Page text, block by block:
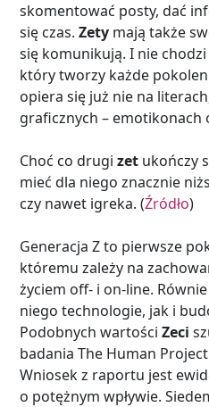
skomentować posty, dać
się czas. Zety mają także
się komunikują. I nie
który tworzy każde
opiera się już nie na
graficznych – emotikonach
Choć co drugi zet ukończy
mieć dla niego znacznie
czy nawet igreka. (Źródło)
Generacja Z to pierwsze
któremu zależy na
życiem off- i on-line.
niego technologie, jak i
Podobnych wartości Zeci
badania The Human
Wniosek z raportu jest
o potężnym wpływie.